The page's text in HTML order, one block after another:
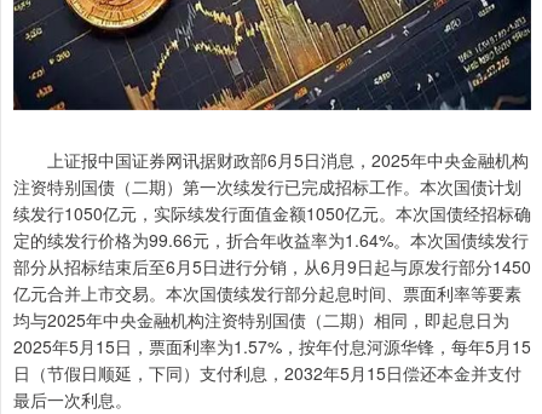
上证报中国证券网讯据财政部6月5日消息，2025年中央金融机构
注资特别国债（二期）第一次续发行已完成招标工作。本次国债计划
续发行1050亿元，实际续发行面值金额1050亿元。本次国债经招标确
定的续发行价格为99.66元，折合年收益率为1.64%。本次国债续发行
部分从招标结束后至6月5日进行分销，从6月9日起与原发行部分1450
亿元合并上市交易。本次国债续发行部分起息时间、票面利率等要素
均与2025年中央金融机构注资特别国债（二期）相同，即起息日为
2025年5月15日，票面利率为1.57%，按年付息河源华锋，每年5月15
日（节假日顺延，下同）支付利息，2032年5月15日偿还本金并支付
最后一次利息。